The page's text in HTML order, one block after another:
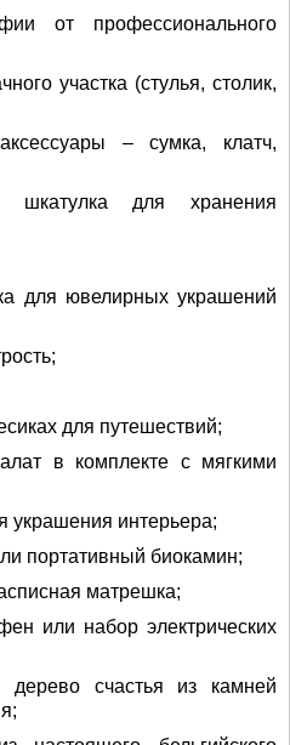
от профессионального
участка (стулья, столик,
– сумка, клатч,
шкатулка для хранения
для ювелирных украшений
для путешествий;
в комплекте с мягкими
украшения интерьера;
портативный биокамин;
матрешка;
или набор электрических
счастья из камней